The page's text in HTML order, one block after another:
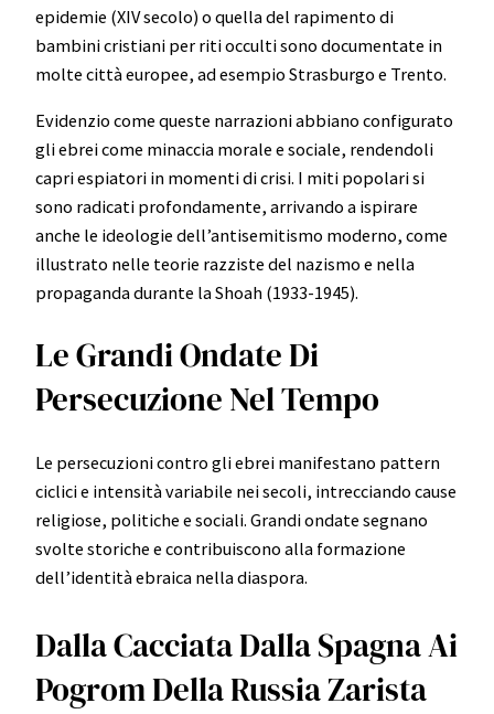
epidemie (XIV secolo) o quella del rapimento di
bambini cristiani per riti occulti sono documentate in
molte città europee, ad esempio Strasburgo e Trento.
Evidenzio come queste narrazioni abbiano configurato
gli ebrei come minaccia morale e sociale, rendendoli
capri espiatori in momenti di crisi. I miti popolari si
sono radicati profondamente, arrivando a ispirare
anche le ideologie dell’antisemitismo moderno, come
illustrato nelle teorie razziste del nazismo e nella
propaganda durante la Shoah (1933-1945).
Le Grandi Ondate Di
Persecuzione Nel Tempo
Le persecuzioni contro gli ebrei manifestano pattern
ciclici e intensità variabile nei secoli, intrecciando cause
religiose, politiche e sociali. Grandi ondate segnano
svolte storiche e contribuiscono alla formazione
dell’identità ebraica nella diaspora.
Dalla Cacciata Dalla Spagna Ai
Pogrom Della Russia Zarista